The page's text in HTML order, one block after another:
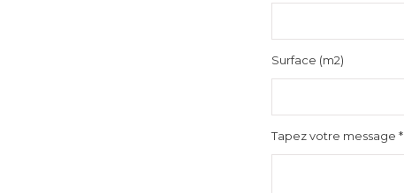
Surface (m2)
Tapez votre message *